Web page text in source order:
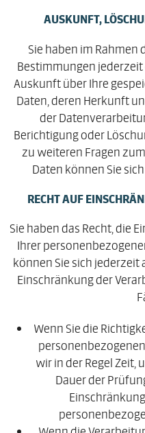
AUSKUNFT,
Sie haben im Rahmen
Bestimmungen
Auskunft über Ihre
Daten, deren Herkunft
der
Berichtigung oder
zu weiteren Fragen
Daten können Sie
RECHT AUF
Sie haben das Recht, die
Ihrer
können Sie sich jederzeit
Einschränkung der
Wenn Sie die
wir in der Regel Zeit,
Dauer der